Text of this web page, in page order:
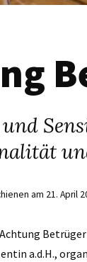
am 21. April
a.d.H.,